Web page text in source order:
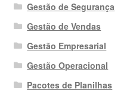
Gestão de Segurança
Gestão de Vendas
Gestão Empresarial
Gestão Operacional
Pacotes de Planilhas